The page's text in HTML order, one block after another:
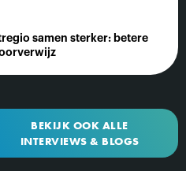
samen sterker: betere
BEKIJK OOK ALLE
INTERVIEWS & BLOGS